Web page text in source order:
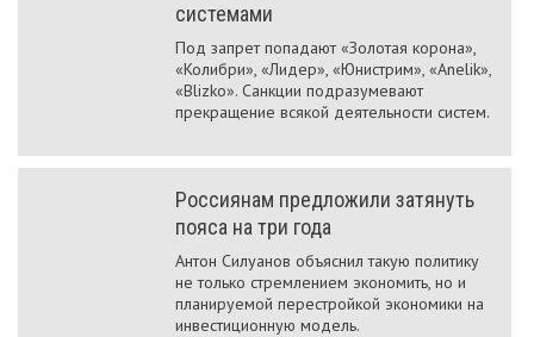
системами
Под запрет попадают «Золотая корона»,
«Колибри», «Лидер», «Юнистрим», «Anelik»,
«Blizko». Санкции подразумевают
прекращение всякой деятельности систем.
Россиянам предложили затянуть
пояса на три года
Антон Силуанов объяснил такую политику
не только стремлением экономить, но и
планируемой перестройкой экономики на
инвестиционную модель.